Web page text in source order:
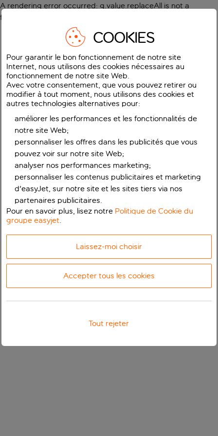
A rendering error occurred: g.value.replaceAll is not a
function
COOKIES
Pour garantir le bon fonctionnement de notre site
Internet, nous utilisons des cookies nécessaires au
fonctionnement de notre site Web.
Avec votre consentement, que vous pouvez retirer ou
modifier à tout moment, nous utilisons des cookies et
autres technologies alternatives pour:
améliorer les performances et les fonctionnalités de
notre site Web;
personnaliser les offres dans les publicités que vous
pouvez voir sur notre site Web;
analyser nos performances marketing;
personnaliser les contenus publicitaires et marketing
d'easyJet, sur notre site et les sites tiers via nos
partenaires publicitaires.
Pour en savoir plus, lisez notre Politique de Cookie du
groupe easyjet.
Laissez-moi choisir
Accepter tous les cookies
Tout rejeter